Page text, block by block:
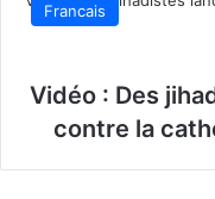
Francais
Vidéo : Des
contre la